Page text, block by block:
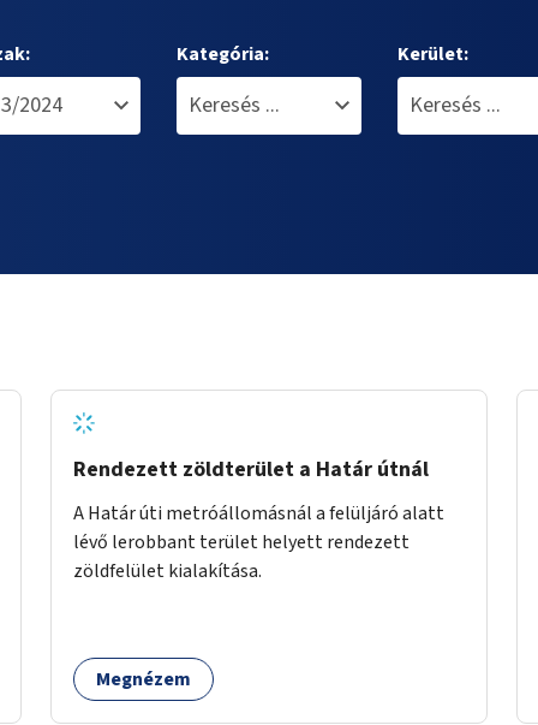
Kategória: Kerület:
Rendezett zöldterület a Határ útnál
A Határ úti metróállomásnál a felüljáró alatt
lévő lerobbant terület helyett rendezett
zöldfelület kialakítása.
Megnézem